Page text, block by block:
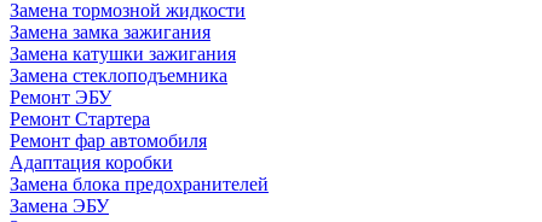
Замена тормозной жидкости
Замена замка зажигания
Замена катушки зажигания
Замена стеклоподъемника
Ремонт ЭБУ
Ремонт Стартера
Ремонт фар автомобиля
Адаптация коробки
Замена блока предохранителей
Замена ЭБУ